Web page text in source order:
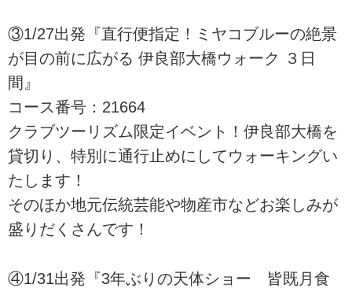
③1/27出発『直行便指定！ミヤコブルーの絶景
が目の前に広がる 伊良部大橋ウォーク ３日
間』
コース番号：21664
クラブツーリズム限定イベント！伊良部大橋を
貸切り、特別に通行止めにしてウォーキングい
たします！
そのほか地元伝統芸能や物産市などお楽しみが
盛りだくさんです！
④1/31出発『3年ぶりの天体ショー 皆既月食